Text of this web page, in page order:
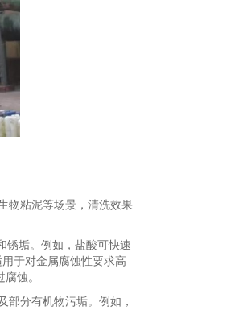
物粘泥等场景，清洗效果
锈垢。例如，盐酸可快速
用于对金属腐蚀性要求高
蚀。
部分有机物污垢。例如，